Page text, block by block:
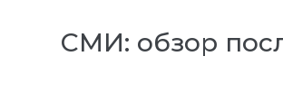
СМИ: обзор